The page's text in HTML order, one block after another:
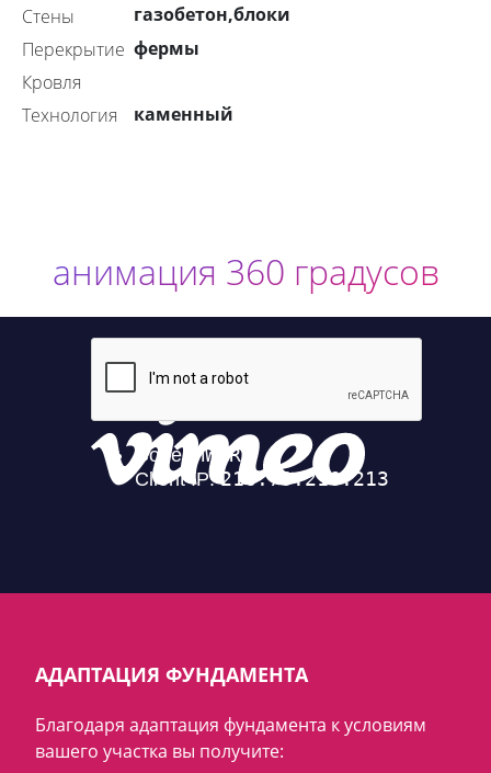
стены
газобетон,блоки
перекрытие фермы
Кровля
технология
каменный
анимация 360 градусов
АДАПТАЦИЯ ФУНДАМЕНТА
Благодаря адаптация фундамента к условиям
вашего участка вы получите: